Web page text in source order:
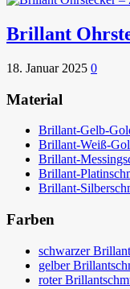
Brillant
18. Januar 2025 0
Material
Brillant-Gelb-
Brillant-Weiß-
Brillant-
Brillant-
Brillant-
Farben
schwarzer
gelber
roter